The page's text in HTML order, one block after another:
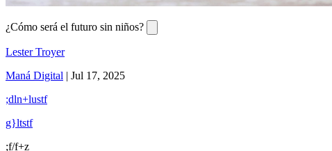
¿Cómo será el futuro sin niños?
Lester Troyer
Maná Digital | Jul 17, 2025
;dln+lustf
g}ltstf
;f/f+z